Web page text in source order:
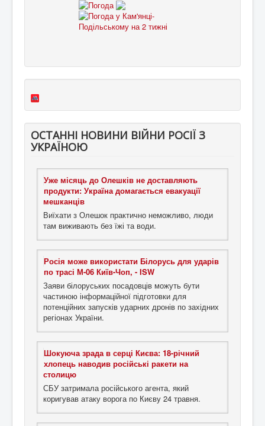
ОСТАННІ НОВИНИ ВІЙНИ РОСІЇ З
УКРАЇНОЮ
Уже місяць до Олешків не доставляють
продукти: Україна домагається евакуації
мешканців
Виїхати з Олешок практично неможливо, люди
там виживають без їжі та води.
Росія може використати Білорусь для ударів
по трасі М-06 Київ-Чоп, - ISW
Заяви білоруських посадовців можуть бути
частиною інформаційної підготовки для
потенційних запусків ударних дронів по західних
регіонах України.
Шокуюча зрада в серці Києва: 18-річний
хлопець наводив російські ракети на
столицю
СБУ затримала російського агента, який
коригував атаку ворога по Києву 24 травня.